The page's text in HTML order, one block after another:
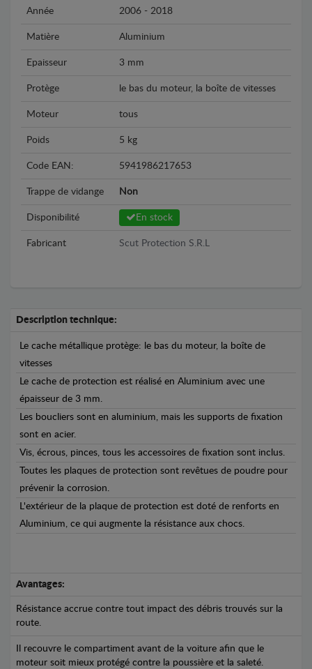
Année 2006 - 2018
Matière Aluminium
Epaisseur 3 mm
Protège le bas du moteur, la boîte de vitesses
Moteur tous
Poids 5 kg
Code EAN: 5941986217653
Trappe de vidange Non
Disponibilité En stock
Fabricant Scut Protection S.R.L
Description technique:
Le cache métallique protège: le bas du moteur, la boîte de
vitesses
Le cache de protection est réalisé en Aluminium avec une
épaisseur de 3 mm.
Les boucliers sont en aluminium, mais les supports de fixation
sont en acier.
Vis, écrous, pinces, tous les accessoires de fixation sont inclus.
Toutes les plaques de protection sont revêtues de poudre pour
prévenir la corrosion.
L'extérieur de la plaque de protection est doté de renforts en
Aluminium, ce qui augmente la résistance aux chocs.
Avantages:
Résistance accrue contre tout impact des débris trouvés sur la
route.
Il recouvre le compartiment avant de la voiture afin que le
moteur soit mieux protégé contre la poussière et la saleté.